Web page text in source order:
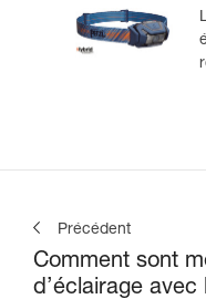
Précédent
Comment sont
d’éclairage avec